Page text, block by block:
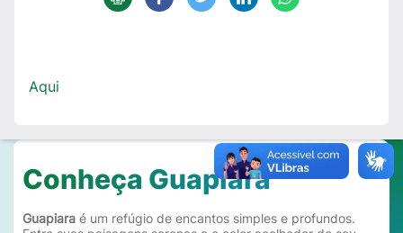
Aqui
Conheça Guapiara
Guapiara é um refúgio de encantos simples e profundos.